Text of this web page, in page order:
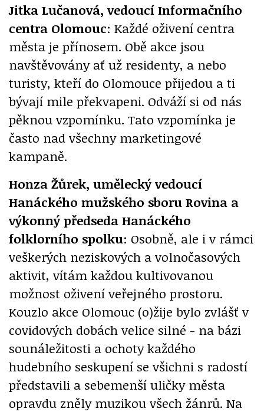
Jitka Lučanová, vedoucí Informačního
centra Olomouc: Každé oživení centra
města je přínosem. Obě akce jsou
navštěvovány ať už residenty, a nebo
turisty, kteří do Olomouce přijedou a ti
bývají mile překvapeni. Odváží si od nás
pěknou vzpomínku. Tato vzpomínka je
často nad všechny marketingové
kampaně.
Honza Žůrek, umělecký vedoucí
Hanáckého mužského sboru Rovina a
výkonný předseda Hanáckého
folklorního spolku: Osobně, ale i v rámci
veškerých neziskových a volnočasových
aktivit, vítám každou kultivovanou
možnost oživení veřejného prostoru.
Kouzlo akce Olomouc (o)žije bylo zvlášť v
covidových dobách velice silné - na bázi
sounáležitosti a ochoty každého
hudebního seskupení se všichni s radostí
představili a sebemenší uličky města
opravdu zněly muzikou všech žánrů. Na